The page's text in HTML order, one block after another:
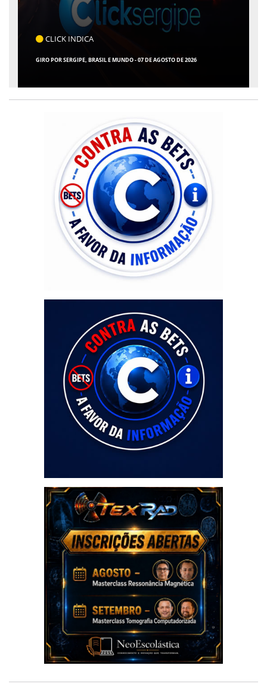
COTIDIANO
ENTRE AS CAPITAIS DO NORDESTE